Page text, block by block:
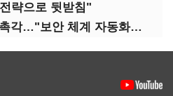
략으로 뒷받침"
'미토스' 파장에 민관 촉각…"보안 체계 자동화로 대응해야"